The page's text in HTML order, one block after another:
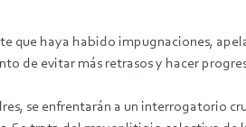
que haya habido impugnaciones,
de evitar más retrasos y hacer
se enfrentarán a un interrogatorio